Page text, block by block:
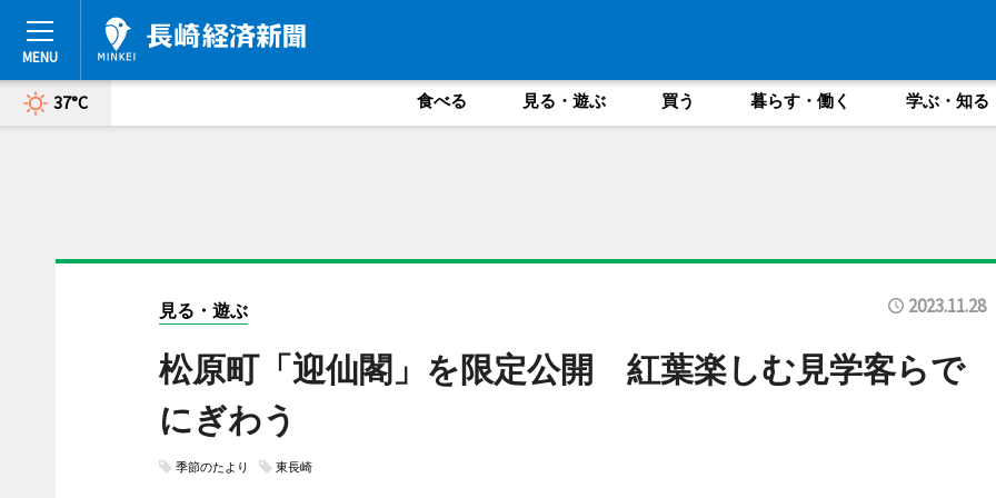
37°C 食べる 見る・遊ぶ 買う 暮らす・働く 学ぶ・知る
見る・遊ぶ 2023.11.28
松原町「迎仙閣」を限定公開 紅葉楽しむ見学客らで
にぎわう
季節のたより 東長崎